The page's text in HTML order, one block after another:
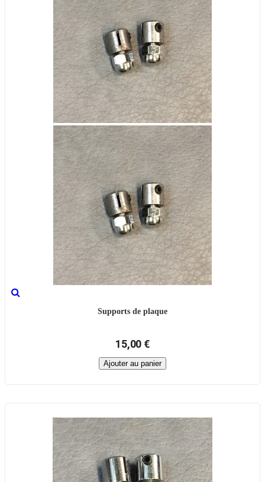
Supports de plaque
15,00 €
Ajouter au panier